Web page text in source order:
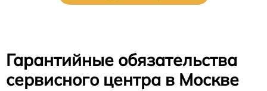
Гарантийные обязательства
сервисного центра в Москве